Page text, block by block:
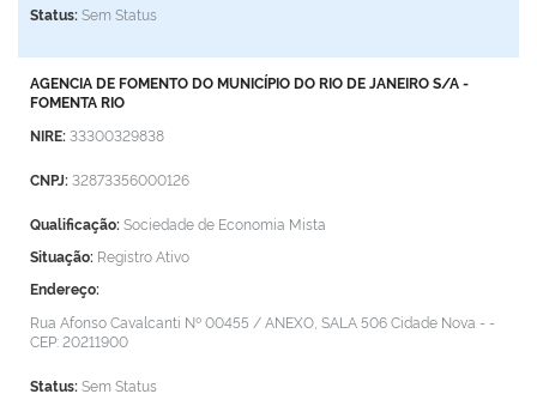
Status:Sem Status
AGENCIA DE FOMENTO DO MUNICÍPIO DO RIO DE JANEIRO S/A -
FOMENTA RIO
NIRE:33300329838
CNPJ:32873356000126
Qualificação:Sociedade de Economia Mista
Situação: Registro Ativo
Endereço:
Rua Afonso Cavalcanti Nº 00455 / ANEXO, SALA 506Cidade Nova - -
CEP: 20211900
Status:Sem Status